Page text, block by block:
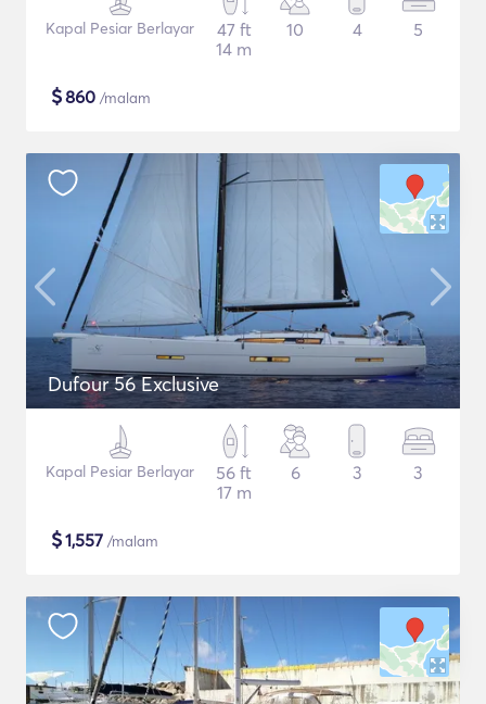
Kapal Pesiar Berlayar
47 ft
14 m
10 4 5
$860 /malam
Dufour 56 Exclusive
Kapal Pesiar Berlayar
56 ft
17 m
6 3 3
$1,557 /malam